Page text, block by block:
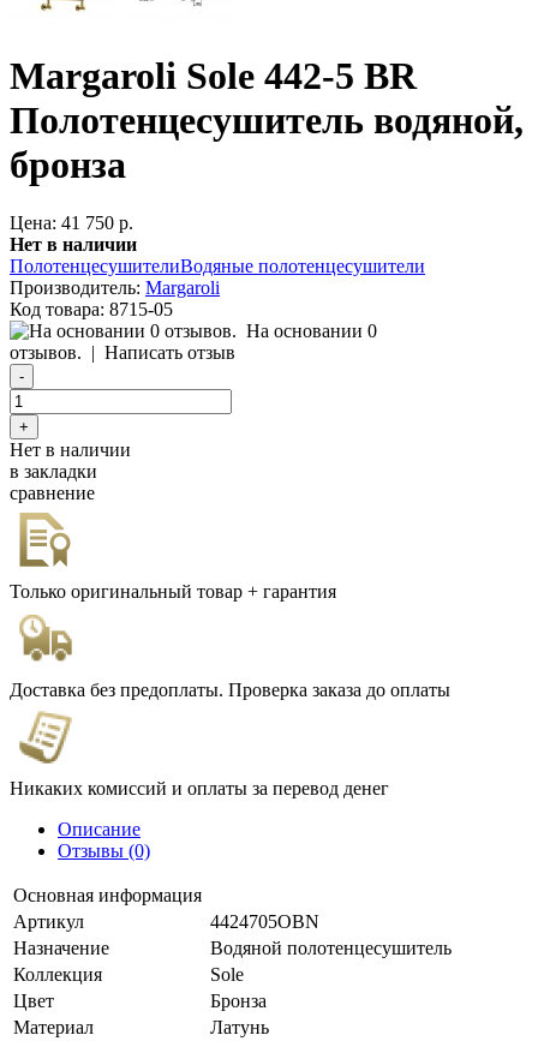
Margaroli Sole 442-5 BR
Полотенцесушитель водяной,
бронза
Цена: 41 750 р.
Нет в наличии
ПолотенцесушителиВодяные полотенцесушители
Производитель: Margaroli
Код товара: 8715-05
На основании 0
отзывов. | Написать отзыв
Нет в наличии
в закладки
сравнение
Только оригинальный товар + гарантия
Доставка без предоплаты. Проверка заказа до оплаты
Никаких комиссий и оплаты за перевод денег
Описание
Отзывы (0)
Основная информация
Артикул
4424705OBN
Назначение
Водяной полотенцесушитель
Коллекция
Sole
Цвет
Бронза
Материал
Латунь